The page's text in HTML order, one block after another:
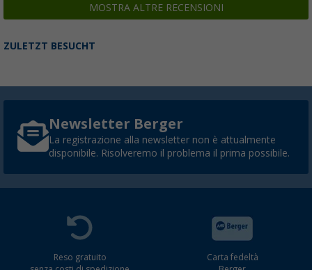
MOSTRA ALTRE RECENSIONI
ZULETZT BESUCHT
Newsletter Berger
La registrazione alla newsletter non è attualmente
disponibile. Risolveremo il problema il prima possibile.
Reso gratuito
Carta fedeltà